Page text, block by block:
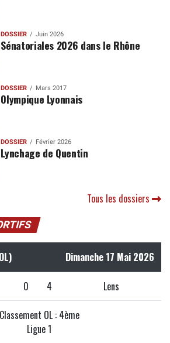
DOSSIER Juin 2026
Sénatoriales 2026 dans le Rhône
DOSSIER Mars 2017
Olympique Lyonnais
DOSSIER Février 2026
Lynchage de Quentin
Tous les dossiers
Dimanche 17 Mai 2026
0 4 Lens
Classement OL : 4ème
Ligue 1